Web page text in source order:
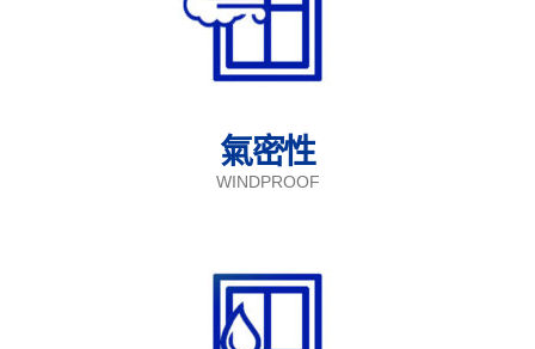
氣密性
WINDPROOF